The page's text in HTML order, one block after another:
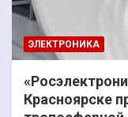
ЭЛЕКТРОНИКА
Красноярске